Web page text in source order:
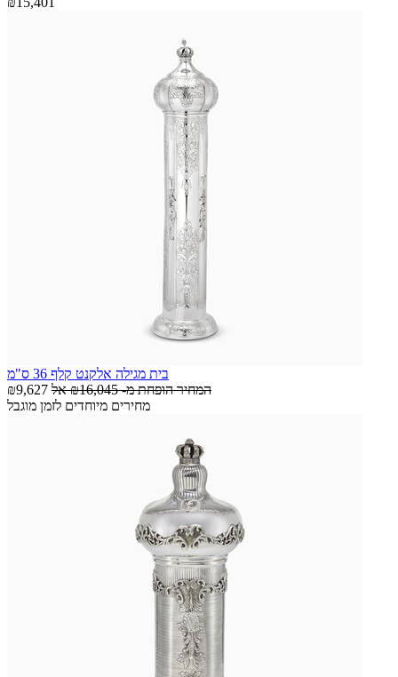
בית מגילה אלקנט קלף 36 ס"מ
₪9,627
המחיר הופחת מ-₪16,045 אל
מחירים מיוחדים לזמן מוגבל